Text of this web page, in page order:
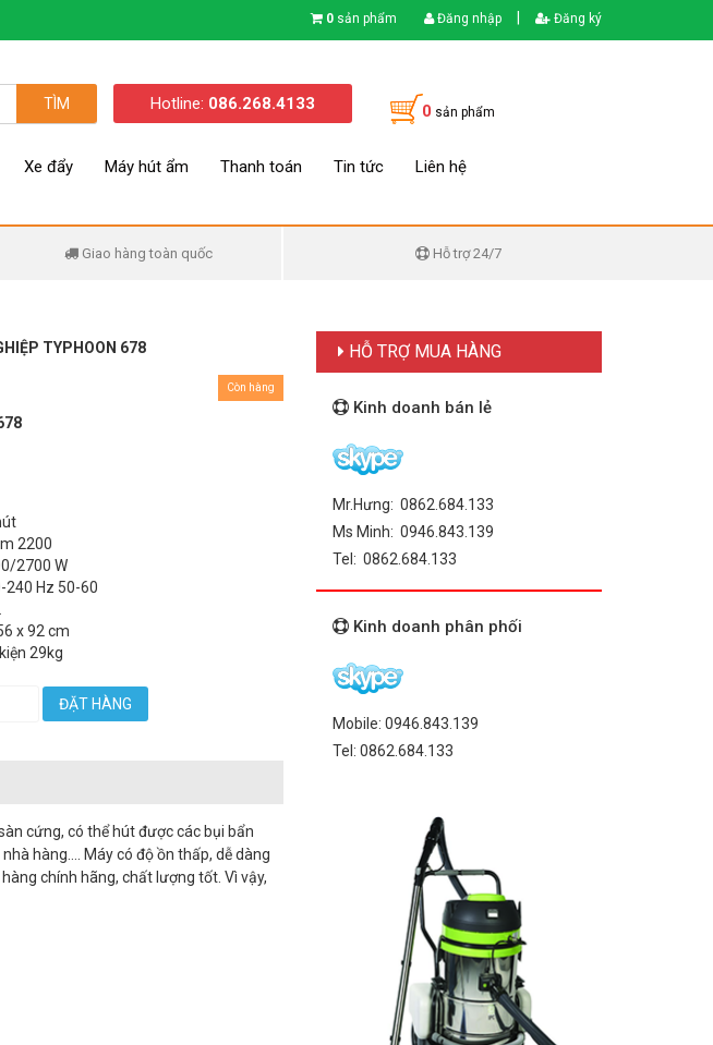
0 sản phẩm Đăng nhập Đăng ký
TÌM Hotline: 086.268.4133 0 sản phẩm
Xe đẩy Máy hút ẩm Thanh toán Tin tức
Liên hệ
Giao hàng toàn quốc Hỗ trợ 24/7
TYPHOON 678
Còn hàng
2200
2700 W
240 Hz 50-60
x 92 cm
29kg
ĐẶT HÀNG
cứng, có thể hút được các bụi bẩn
hàng…. Máy có độ ồn thấp, dễ dàng
chính hãng, chất lượng tốt. Vì vậy,
HỖ TRỢ MUA HÀNG
Kinh doanh bán lẻ
Mr.Hưng: 0862.684.133
Ms Minh: 0946.843.139
Tel: 0862.684.133
Kinh doanh phân phối
Mobile: 0946.843.139
Tel: 0862.684.133